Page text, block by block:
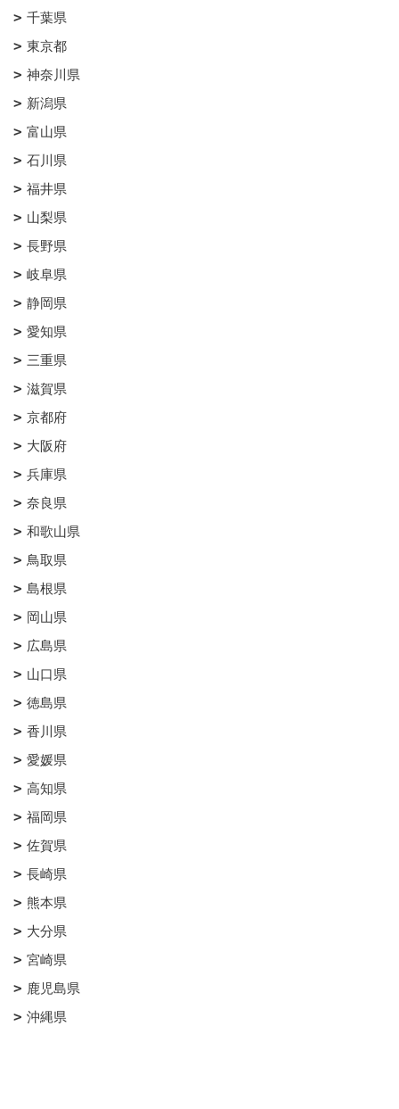
千葉県
東京都
神奈川県
新潟県
富山県
石川県
福井県
山梨県
長野県
岐阜県
静岡県
愛知県
三重県
滋賀県
京都府
大阪府
兵庫県
奈良県
和歌山県
鳥取県
島根県
岡山県
広島県
山口県
徳島県
香川県
愛媛県
高知県
福岡県
佐賀県
長崎県
熊本県
大分県
宮崎県
鹿児島県
沖縄県